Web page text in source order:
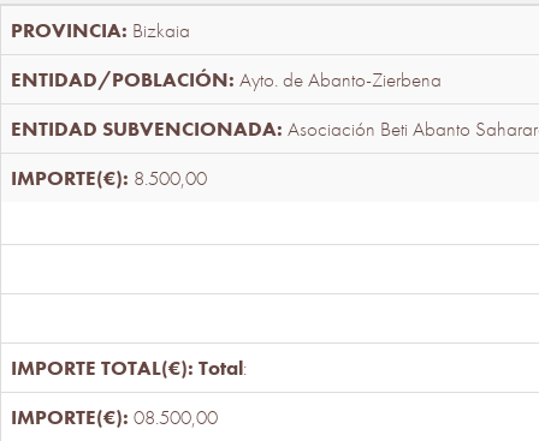
Bizkaia
Ayto. de Abanto-Zierbena
Asociación Beti Abanto
8.500,00
Total:
08.500,00